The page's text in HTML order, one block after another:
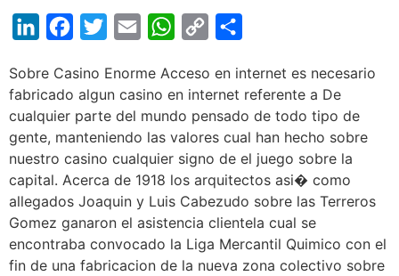
LinkedInFacebook
TwitterEmail WhatsApp
Copy
Sobre Casino Enorme Acceso en internet es necesario
fabricado algun casino en internet referente a De
cualquier parte del mundo pensado de todo tipo de
gente, manteniendo las valores cual han hecho sobre
nuestro casino cualquier signo de el juego sobre la
capital. Acerca de 1918 los arquitectos asi� como
allegados Joaquin y Luis Cabezudo sobre las Terreros
Gomez ganaron el asistencia clientela cual se
encontraba convocado la Liga Mercantil Quimico con el
fin de una fabricacion de la nueva zona colectivo sobre